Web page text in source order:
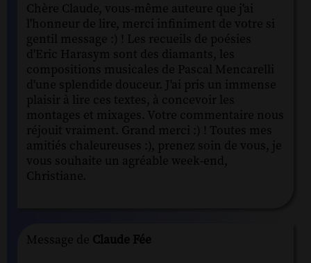
Chère Claude, vous-même auteure que j'ai
l'honneur de lire, merci infiniment de votre si
gentil message :) ! Les recueils de poésies
d'Eric Harasym sont des diamants, les
compositions musicales de Pascal Mencarelli
d'une splendide douceur. J'ai pris un immense
plaisir à lire ces textes, à concevoir les
montages et mixages. Votre commentaire nous
réjouit vraiment. Grand merci :) ! Toutes mes
amitiés chaleureuses :), prenez soin de vous, je
vous souhaite un agréable week-end,
Christiane.
Message de Claude Fée